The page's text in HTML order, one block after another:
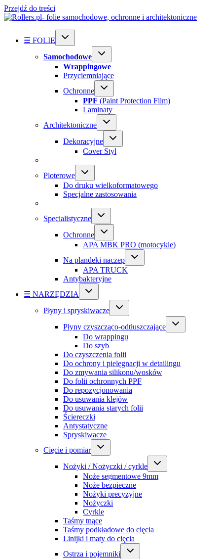
Przejdź do treści
☰ FOLIE
Samochodowe
Wrappingowe
Przyciemniające
Ochronne
PPF (Paint Protection Film)
Laminaty
Architektoniczne
Dekoracyjne
Cover Styl
Ploterowe
Do druku wielkoformatowego
Specjalne zastosowania
Specialistyczne
Ochronne
APA MBK PRO (motocykle)
Na plandeki naczep
APA TRUCK
Antybakteryjne
☰ NARZĘDZIA
Płyny i spryskiwacze
Płyny czyszcząco-odtłuszczające
Do wrappingu
Do szyb
Do czyszczenia folii
Do ochrony i pielęgnacji w detailingu
Do zmywania silikonu/wosków
Do folii ochronnych PPF
Do repozycjonowania
Do usuwania klejów
Do usuwania starych folii
Ściereczki
Antystatyczne
Spryskiwacze
Cięcie i pomiar
Nożyki / Nożyczki / cyrkle
Noże segmentowe 9mm
Noże bezpieczne
Nożyki precyzyjne
Nożyczki
Cyrkle
Taśmy tnące
Taśmy podkładowe do cięcia
Linijki i maty do cięcia
Ostrza i pojemniki